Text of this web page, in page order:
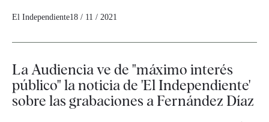
El Independiente18 / 11 / 2021
La Audiencia ve de "máximo interés
público" la noticia de 'El Independiente'
sobre las grabaciones a Fernández Díaz